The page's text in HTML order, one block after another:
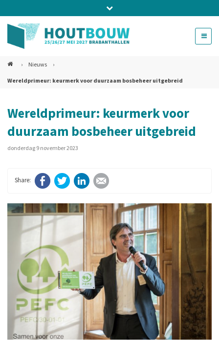
Bel ons voor info 0294 - 74 50 70
beurs@54events.nl
› Nieuws ›
Wereldprimeur: keurmerk voor duurzaam bosbeheer uitgebreid
Wereldprimeur: keurmerk voor
duurzaam bosbeheer uitgebreid
donderdag 9 november 2023
FacebookTwitter LinkedIn